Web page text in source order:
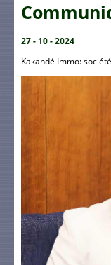
27 - 10 - 2024
Kakandé Immo: